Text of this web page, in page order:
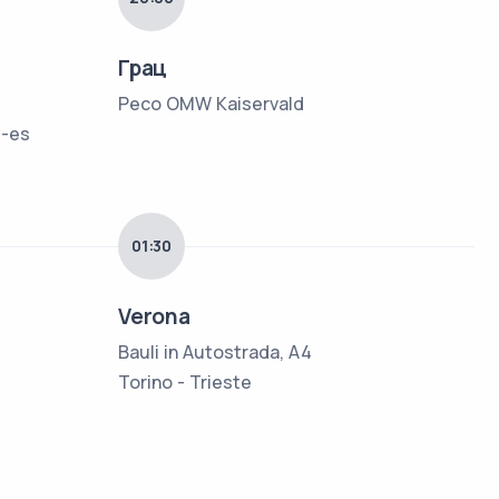
es
Грац
Peco OMW Kaiservald
01:30
Verona
Bauli in Autostrada, A4
Torino - Trieste